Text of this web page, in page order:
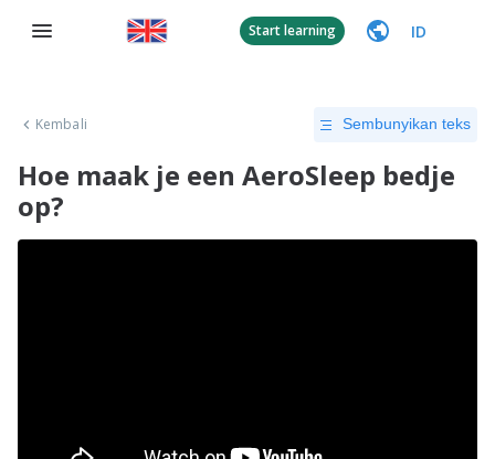
Start learning ID
Kembali Sembunyikan teks
Hoe maak je een AeroSleep bedje
op?